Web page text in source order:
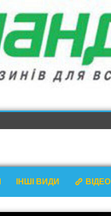
ІНШІ ВИДИ ВІДЕО